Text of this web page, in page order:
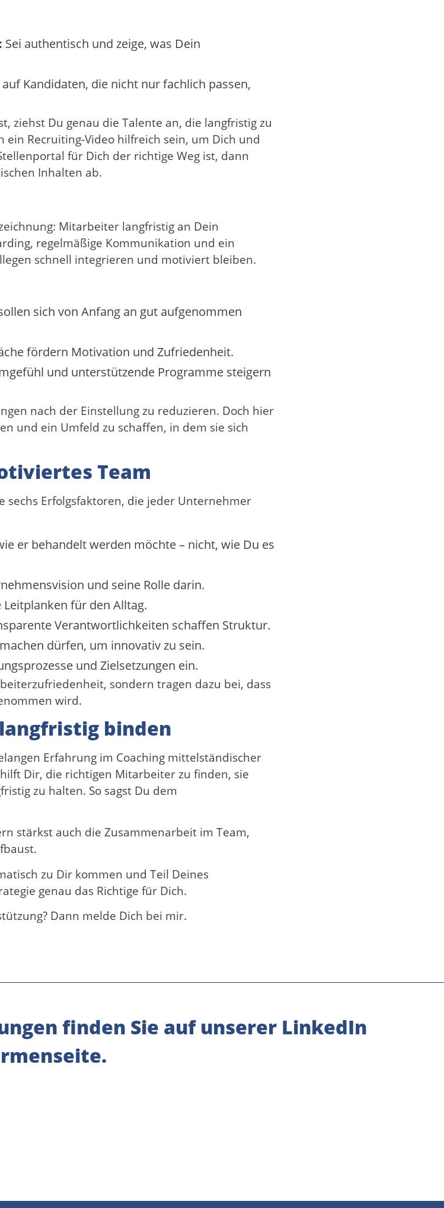
Sei authentisch und zeige, was Dein
Kandidaten, die nicht nur fachlich passen,
ziehst Du genau die Talente an, die langfristig zu
ein Recruiting-Video hilfreich sein, um Dich und
für Dich der richtige Weg ist, dann
Inhalten ab.
Mitarbeiter langfristig an Dein
regelmäßige Kommunikation und ein
schnell integrieren und motiviert bleiben.
sich von Anfang an gut aufgenommen
fördern Motivation und Zufriedenheit.
und unterstützende Programme steigern
nach der Einstellung zu reduzieren. Doch hier
und ein Umfeld zu schaffen, in dem sie sich
Team
sechs Erfolgsfaktoren, die jeder Unternehmer
er behandelt werden möchte – nicht, wie Du es
und seine Rolle darin.
für den Alltag.
Verantwortlichkeiten schaffen Struktur.
dürfen, um innovativ zu sein.
und Zielsetzungen ein.
sondern tragen dazu bei, dass
wird.
binden
Erfahrung im Coaching mittelständischer
Dir, die richtigen Mitarbeiter zu finden, sie
zu halten. So sagst Du dem
stärkst auch die Zusammenarbeit im Team,
zu Dir kommen und Teil Deines
genau das Richtige für Dich.
Dann melde Dich bei mir.
finden Sie auf unserer LinkedIn